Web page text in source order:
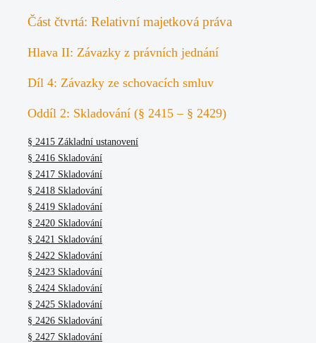
Část čtvrtá: Relativní majetková práva
Hlava II: Závazky z právních jednání
Díl 4: Závazky ze schovacích smluv
Oddíl 2: Skladování (§ 2415 – § 2429)
§ 2415 Základní ustanovení
§ 2416 Skladování
§ 2417 Skladování
§ 2418 Skladování
§ 2419 Skladování
§ 2420 Skladování
§ 2421 Skladování
§ 2422 Skladování
§ 2423 Skladování
§ 2424 Skladování
§ 2425 Skladování
§ 2426 Skladování
§ 2427 Skladování